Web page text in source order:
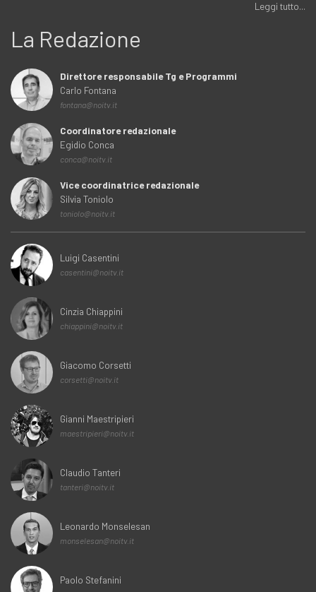
Leggi tutto...
La Redazione
Direttore responsabile Tg e Programmi
Carlo Fontana
fontana@noitv.it
Coordinatore redazionale
Egidio Conca
conca@noitv.it
Vice coordinatrice redazionale
Silvia Toniolo
toniolo@noitv.it
Luigi Casentini
casentini@noitv.it
Cinzia Chiappini
chiappini@noitv.it
Giacomo Corsetti
corsetti@noitv.it
Gianni Maestripieri
maestripieri@noitv.it
Claudio Tanteri
tanteri@noitv.it
Leonardo Monselesan
monselesan@noitv.it
Paolo Stefanini